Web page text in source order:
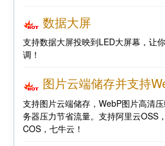
数据大屏
支持数据大屏投映到LED大屏幕，让
调！
图片云端储存并支持
支持图片云端储存，WebP图片高清
务器压力节省流量。支持阿里云OSS
COS，七牛云！